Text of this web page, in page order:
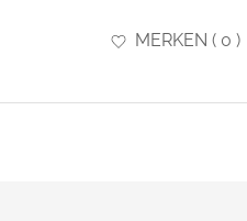
MERKEN ( 0 )